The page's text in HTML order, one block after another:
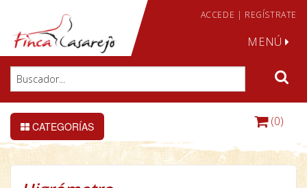
ACCEDE | REGÍSTRATE
MENÚ
CATEGORÍAS (0)